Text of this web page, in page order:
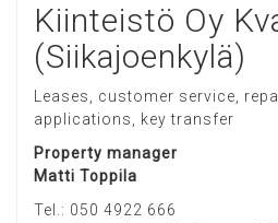
Kiinteistö Oy
(Siikajoenkylä)
Leases, customer service,
applications, key transfer
Property manager
Matti Toppila
Tel.: 050 4922 666